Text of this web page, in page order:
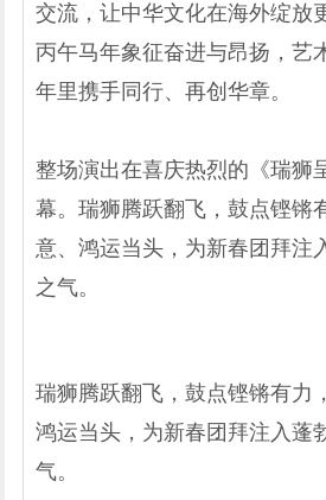
交流，让中华文化在海外绽放
丙午马年象征奋进与昂扬，艺
年里携手同行、再创华章。
整场演出在喜庆热烈的《瑞狮
幕。瑞狮腾跃翻飞，鼓点铿锵
意、鸿运当头，为新春团拜注
之气。
瑞狮腾跃翻飞，鼓点铿锵有力
鸿运当头，为新春团拜注入蓬
气。